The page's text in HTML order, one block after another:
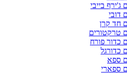
ג'ירף בייבי
דובי
חד קרן
טרקטורים
כדור פורח
כדורגל
ספא
ספארי